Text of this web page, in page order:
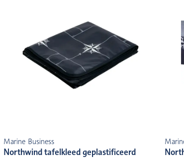
Marine Business
Northwind tafelkleed geplastificeerd